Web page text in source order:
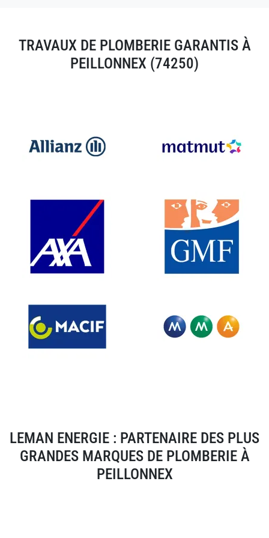
TRAVAUX DE PLOMBERIE GARANTIS À
PEILLONNEX (74250)
LEMAN ENERGIE : PARTENAIRE DES PLUS
GRANDES MARQUES DE PLOMBERIE À
PEILLONNEX